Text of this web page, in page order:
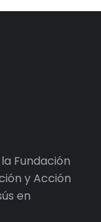
Fundación
y Acción
en